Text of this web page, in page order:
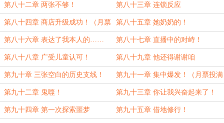
（为盟主陳福瑞加更！）
第八十二章 两张不够！ 第八十三章 连锁反应
第八十四章 商店升级成功！（月票
投满加更！）
第八十五章 她奶奶的！
第八十六章 表达了我本人的…… 第八十七章 直播中的对峙！
第八十八章 广受儿童认可！ 第八十九章 他还得谢谢咱
第九十章 三张空白的历史支线！ 第九十一章 集中爆发！（月票投满
加更！）
第九十二章 鬼噬！ 第九十三章 你让我兴奋起来了！
第九十四章 第一次探索噩梦 第九十五章 借地修行！